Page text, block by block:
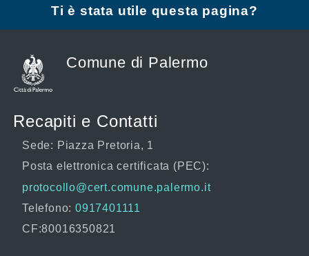
Ti è stata utile questa pagina?
Comune di Palermo
Recapiti e Contatti
Sede: Piazza Pretoria, 1
Posta elettronica certificata (PEC):
protocollo@cert.comune.palermo.it
Telefono: 0917401111
CF:80016350821